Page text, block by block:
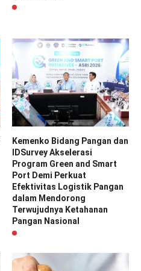
Kemenko Bidang Pangan dan
IDSurvey Akselerasi
Program Green and Smart
Port Demi Perkuat
Efektivitas Logistik Pangan
dalam Mendorong
Terwujudnya Ketahanan
Pangan Nasional